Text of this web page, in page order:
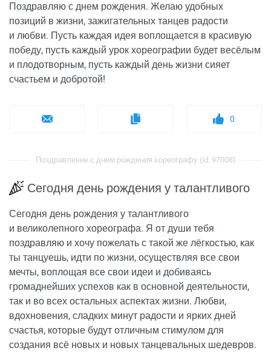
Поздравляю с днем рождения. Желаю удобных
позиций в жизни, зажигательных танцев радости
и любви. Пусть каждая идея воплощается в красивую
победу, пусть каждый урок хореографии будет весёлым
и плодотворным, пусть каждый день жизни сияет
счастьем и добротой!
0
Поздравление с днем рождения хореографу (id: 97008)
Сегодня день рождения у талантливого
Сегодня день рождения у талантливого
и великолепного хореографа. Я от души тебя
поздравляю и хочу пожелать с такой же лёгкостью, как
ты танцуешь, идти по жизни, осуществляя все свои
мечты, воплощая все свои идеи и добиваясь
громаднейших успехов как в основной деятельности,
так и во всех остальных аспектах жизни. Любви,
вдохновения, сладких минут радости и ярких дней
счастья, которые будут отличным стимулом для
создания всё новых и новых танцевальных шедевров.